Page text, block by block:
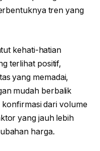
tren yang
kehati-hatian
terlihat positif,
yang memadai,
mudah berbalik
konfirmasi dari volume
yang jauh lebih
harga.